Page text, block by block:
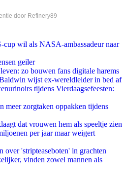
door Refinery89
cup wil als NASA-ambassadeur naar
geiler
zo bouwen fans digitale harems
wijst ex-wereldleider in bed af
tijdens Vierdaagsefeesten:
meer zorgtaken oppakken tijdens
dat vrouwen hem als speeltje zien
per jaar maar weigert
over 'stripteaseboten' in grachten
vinden zowel mannen als